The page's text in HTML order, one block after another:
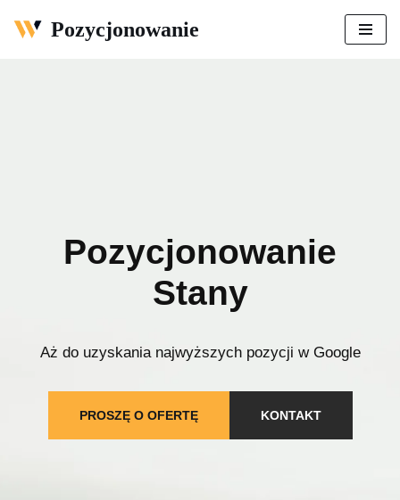
Pozycjonowanie
Pozycjonowanie
Stany
Aż do uzyskania najwyższych pozycji w Google
PROSZĘ O OFERTĘ KONTAKT